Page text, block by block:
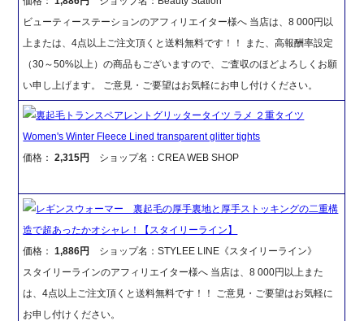
ビューティーステーションのアフィリエイター様へ 当店は、8 000円以
上または、4点以上ご注文頂くと送料無料です！！ また、高報酬率設定
（30～50%以上）の商品もございますので、ご査収のほどよろしくお願
い申し上げます。 ご意見・ご要望はお気軽にお申し付けください。
裏起毛トランスペアレントグリッタータイツ ラメ ２重タイツ
Women's Winter Fleece Lined transparent glitter tights
価格：2,315円 ショップ名：CREA WEB SHOP
レギンスウォーマー 裏起毛の厚手裏地と厚手ストッキングの二重構
造で超あったかオシャレ！【スタイリーライン】
価格：1,886円
ショップ名：STYLEE LINE《スタイリーライン》
スタイリーラインのアフィリエイター様へ 当店は、8 000円以上また
は、4点以上ご注文頂くと送料無料です！！ ご意見・ご要望はお気軽に
お申し付けください。